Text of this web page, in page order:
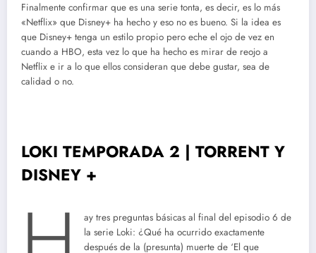
Finalmente confirmar que es una serie tonta, es decir, es lo más
«Netflix» que Disney+ ha hecho y eso no es bueno. Si la idea es
que Disney+ tenga un estilo propio pero eche el ojo de vez en
cuando a HBO, esta vez lo que ha hecho es mirar de reojo a
Netflix e ir a lo que ellos consideran que debe gustar, sea de
calidad o no.
LOKI TEMPORADA 2 | TORRENT Y
DISNEY +
ay tres preguntas básicas al final del episodio 6 de
la serie Loki: ¿Qué ha ocurrido exactamente
después de la (presunta) muerte de ‘El que